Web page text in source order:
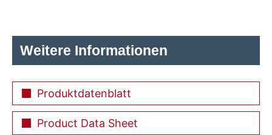
Weitere Informationen
Produktdatenblatt
Product Data Sheet